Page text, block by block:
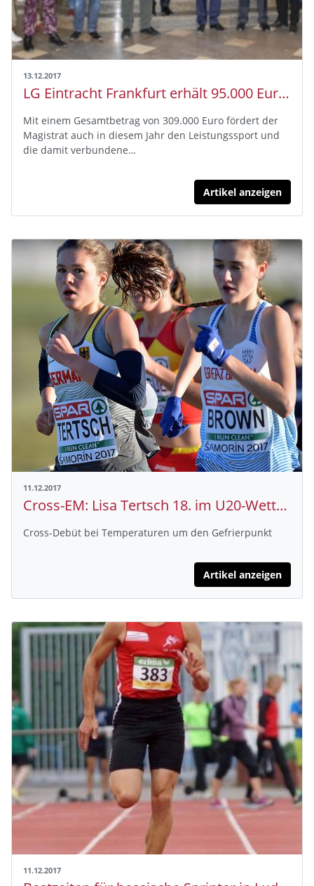
13.12.2017
LG Eintracht Frankfurt erhält 95.000 Euro städtischen Zuschuss
Mit einem Gesamtbetrag von 309.000 Euro fördert der
Magistrat auch in diesem Jahr den Leistungssport und
die damit verbundene…
Artikel anzeigen
11.12.2017
Cross-EM: Lisa Tertsch 18. im U20-Wettkampf, Diana Sujew Siebte mit der Mixed-Staffel
Cross-Debüt bei Temperaturen um den Gefrierpunkt
Artikel anzeigen
11.12.2017